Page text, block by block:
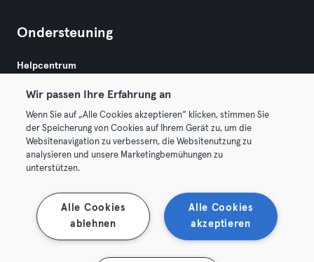
Ondersteuning
Helpcentrum
Algemene Voorwaarden
Membership opzeggen Trek hier je contract terug
Wir passen Ihre Erfahrung an
Wenn Sie auf „Alle Cookies akzeptieren“ klicken, stimmen Sie
der Speicherung von Cookies auf Ihrem Gerät zu, um die
Websitenavigation zu verbessern, die Websitenutzung zu
analysieren und unsere Marketingbemühungen zu
unterstützen.
Alle Cookies
akzeptieren
Alle Cookies
ablehnen